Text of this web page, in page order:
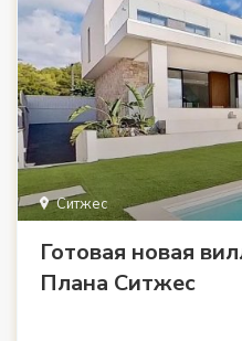
Ситжес
Готовая новая
Плана Ситжес